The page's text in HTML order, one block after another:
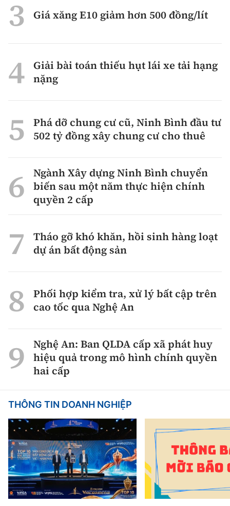
Giá xăng E10 giảm hơn 500 đồng/lít
Giải bài toán thiếu hụt lái xe tải hạng
nặng
Phá dỡ chung cư cũ, Ninh Bình đầu tư
502 tỷ đồng xây chung cư cho thuê
Ngành Xây dựng Ninh Bình chuyển
biến sau một năm thực hiện chính
quyền 2 cấp
Tháo gỡ khó khăn, hồi sinh hàng loạt
dự án bất động sản
Phối hợp kiểm tra, xử lý bất cập trên
cao tốc qua Nghệ An
Nghệ An: Ban QLDA cấp xã phát huy
hiệu quả trong mô hình chính quyền
hai cấp
THÔNG TIN DOANH NGHIỆP